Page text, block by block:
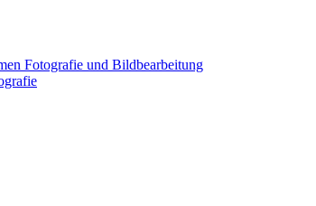
Fotografie und Bildbearbeitung